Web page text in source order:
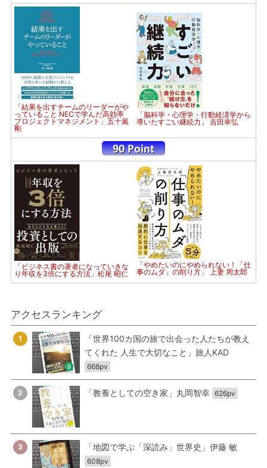
「結果を出すチームのリーダーがや
っていること NECで学んだ高効率
プロジェクトマネジメント」五十嵐
剛
「脳科学・心理学・行動経済学から
導いたすごい継続力」 吉田幸弘
「ビジネス書の著者になっていきな
り年収を3倍にする方法」松尾 昭仁
「やめたいのにやめられない！「仕
事のムダ」の削り方」 上妻 周太郎
アクセスランキング
1
「世界100カ国の旅で出会った人たちが教え
てくれた 人生で大切なこと」旅人KAD
668pv
2 「教養としての空き家」丸岡智幸 626pv
3 「地図で学ぶ「深読み」世界史」伊藤 敏
608pv